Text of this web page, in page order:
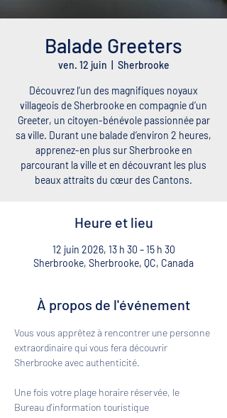
Balade Greeters
ven. 12 juin Sherbrooke
Découvrez l’un des magnifiques noyaux
villageois de Sherbrooke en compagnie d’un
Greeter, un citoyen-bénévole passionnée par
sa ville. Durant une balade d’environ 2 heures,
apprenez-en plus sur Sherbrooke en
parcourant la ville et en découvrant les plus
beaux attraits du cœur des Cantons.
Heure et lieu
12 juin 2026, 13 h 30 – 15 h 30
Sherbrooke, Sherbrooke, QC, Canada
À propos de l'événement
Vous vous apprêtez à rencontrer une personne
extraordinaire qui vous fera découvrir
Sherbrooke avec authenticité.
Une fois votre plage horaire réservée, le
Bureau d'information touristique